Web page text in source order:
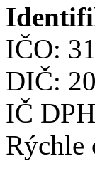
IČO:
DIČ:
IČ
Rýchle